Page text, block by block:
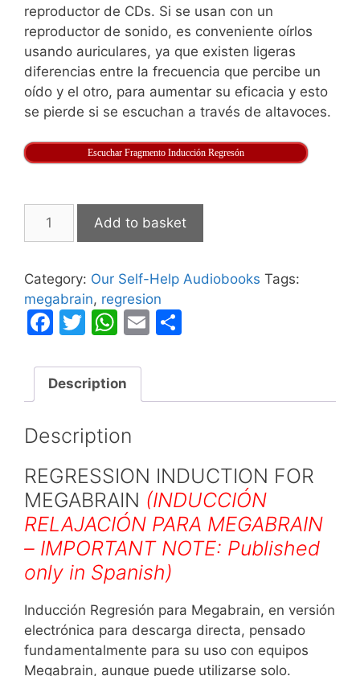
reproductor de CDs. Si se usan con un
reproductor de sonido, es conveniente oírlos
usando auriculares, ya que existen ligeras
diferencias entre la frecuencia que percibe un
oído y el otro, para aumentar su eficacia y esto
se pierde si se escuchan a través de altavoces.
Escuchar Fragmento Inducción Regresón
Induction
Megabrain
quantity
Add to basket
Category: Our Self-Help Audiobooks Tags:
megabrain, regresion
F
c
e
b
o
o
k
T
itt
er
W
at
s
A
p
p
E
l
e
Description
Description
REGRESSION INDUCTION FOR
MEGABRAIN (INDUCCIÓN
RELAJACIÓN PARA MEGABRAIN
– IMPORTANT NOTE: Published
only in Spanish)
Inducción Regresión para Megabrain, en versión
electrónica para descarga directa, pensado
fundamentalmente para su uso con equipos
Megabrain, aunque puede utilizarse solo.